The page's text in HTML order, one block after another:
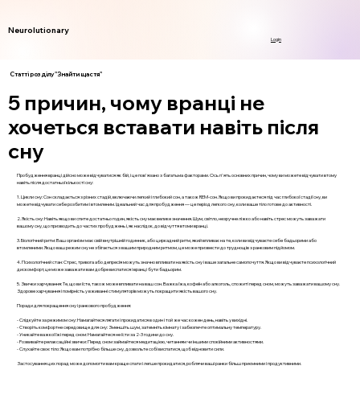
Neurolutionary
Login
Статті розділу "Знайти щастя"
5 причин, чому вранці не
хочеться вставати навіть після
сну
Пробудження вранці дійсно може відчуватися як бій, і це пов'язано з багатьма факторами. Ось п'ять основних причин, чому ви можете відчувати втому
навіть після достатньої кількості сну:
1. Цикли сну: Сон складається з різних стадій, включаючи легкий і глибокий сон, а також REM-сон. Якщо ви прокидаєтеся під час глибокої стадії сну, ви
можете відчувати себе розбитим і втомленим. Ідеальний час для пробудження — це період легкого сну, коли ваше тіло готове до активності.
2. Якість сну: Навіть якщо ви спите достатньо годин, якість сну має велике значення. Шум, світло, незручне ліжко або навіть стрес можуть заважати
вашому сну, що призводить до частих пробуджень і, як наслідок, до відчуття втоми вранці.
3. Біологічний ритм: Ваш організм має свій внутрішній годинник, або циркадний ритм, який впливає на те, коли ви відчуваєте себе бадьорими або
втомленими. Якщо ваш режим сну не збігається з вашим природним ритмом, це може призвести до труднощів з ранковим підйомом.
4. Психологічний стан: Стрес, тривога або депресія можуть значно впливати на якість сну і ваше загальне самопочуття. Якщо ви відчуваєте психологічний
дискомфорт, це може заважати вам добре виспатися і вранці бути бадьорим.
5. Звички харчування: Те, що ви їсте, також може впливати на ваш сон. Важка їжа, кофеїн або алкоголь, спожиті перед сном, можуть заважати вашому сну.
Здорове харчування і помірність у вживанні стимуляторів можуть покращити якість вашого сну.
Поради для покращення сну і ранкового пробудження:
- Слідкуйте за режимом сну: Намагайтеся лягати і прокидатися в один і той же час кожен день, навіть у вихідні.
- Створіть комфортне середовище для сну: Зменшіть шум, затемніть кімнату і забезпечте оптимальну температуру.
- Уникайте важкої їжі перед сном: Намагайтеся не їсти за 2-3 години до сну.
- Розвивайте релаксаційні звички: Перед сном займайтеся медитацією, читанням чи іншими спокійними активностями.
- Слухайте своє тіло: Якщо вам потрібно більше сну, дозвольте собі виспатися, щоб відновити сили.
Застосування цих порад може допомогти вам краще спати і легше прокидатися, роблячи ваші ранки більш приємними і продуктивними.